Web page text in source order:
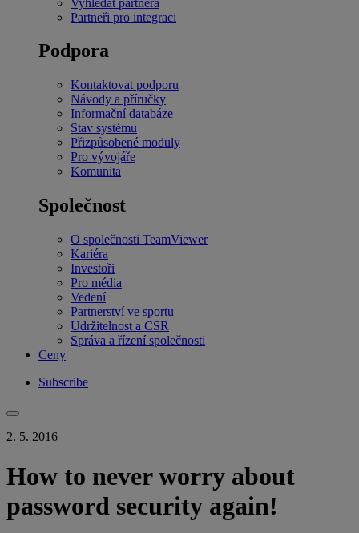
Partneři pro integraci
Podpora
Kontaktovat podporu
Návody a příručky
Informační databáze
Stav systému
Přizpůsobené moduly
Pro vývojáře
Komunita
Společnost
O společnosti TeamViewer
Kariéra
Investoři
Pro média
Vedení
Partnerství ve sportu
Udržitelnost a CSR
Správa a řízení společnosti
Ceny
Subscribe
2. 5. 2016
How to never worry about
password security again!